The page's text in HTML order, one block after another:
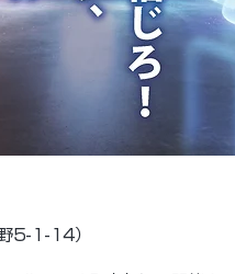
5-1-14）